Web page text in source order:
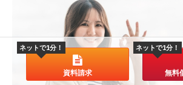
資料請求
ネットで1分！
無料
ネットで1分！